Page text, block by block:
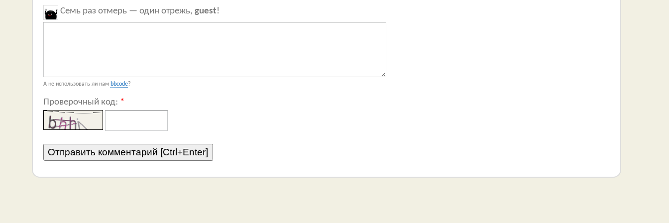
Семь раз отмерь — один отрежь, guest!
А не использовать ли нам bbcode?
Проверочный код: *